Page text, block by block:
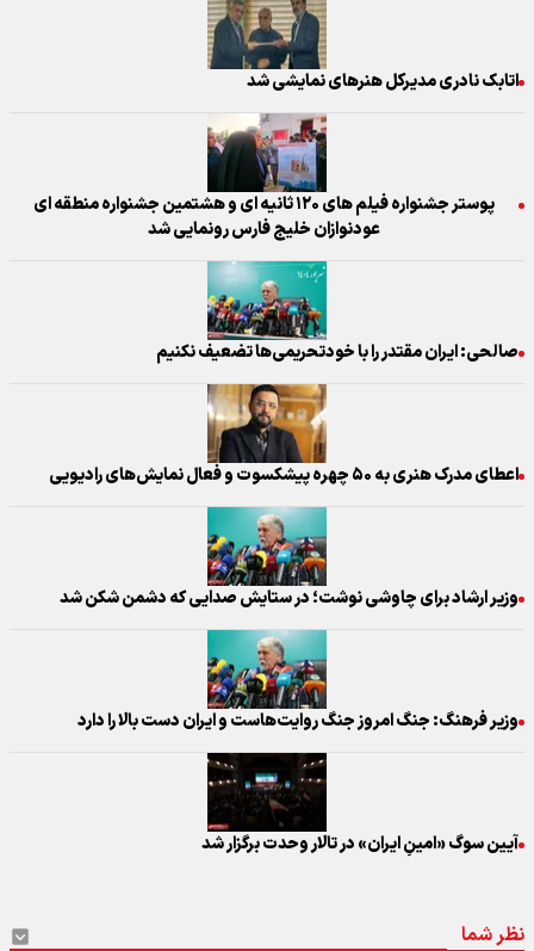
اتابک نادری مدیرکل هنرهای نمایشی شد
پوستر جشنواره فیلم های ۱۲۰ ثانیه ای و هشتمین جشنواره منطقه ای
عودنوازان خلیج فارس رونمایی شد
صالحی: ایران مقتدر را با خودتحریمی‌ها تضعیف نکنیم
اعطای مدرک هنری به ۵۰ چهره پیشکسوت و فعال نمایش‌های رادیویی
وزیر ارشاد برای چاوشی نوشت؛ در ستایش صدایی که دشمن شکن شد
وزیر فرهنگ: جنگ امروز جنگ روایت‌هاست و ایران دست بالا را دارد
آیین سوگ «امینِ ایران» در تالار وحدت برگزار شد
نظر شما